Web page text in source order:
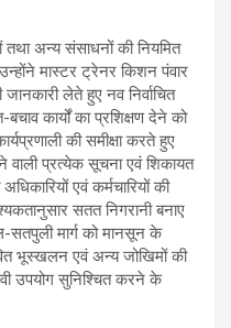
अन्य संसाधनों की नियमित
मास्टर ट्रेनर किशन पंवार
लेते हुए नव निर्वाचित
कार्यों का प्रशिक्षण देने को
की समीक्षा करते हुए
वाली प्रत्येक सूचना एवं शिकायत
एवं कर्मचारियों की
सतत निगरानी बनाए
मार्ग को मानसून के
भूस्खलन एवं अन्य जोखिमों की
उपयोग सुनिश्चित करने के